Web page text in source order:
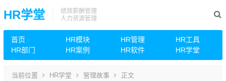
HR学堂
绩效薪酬管理
人力资源管理
首页 HR模块 HR管理
HR工具
HR部门
HR案例 HR软件 HR学堂
当前位置 HR学堂 管理故事 正文